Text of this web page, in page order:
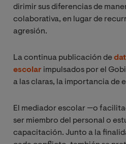
dirimir sus diferencias de
colaborativa, en lugar de
agresión.
La continua publicación de
escolar impulsados por el
a las claras, la importancia de
El mediador escolar —o
ser miembro del personal o
capacitación. Junto a la